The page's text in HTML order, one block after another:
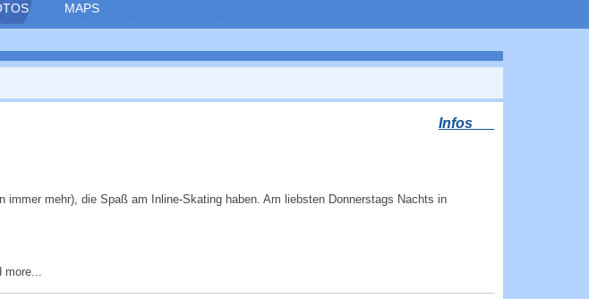
MAPS
Infos
immer mehr), die Spaß am Inline-Skating haben. Am liebsten Donnerstags Nachts in
more...